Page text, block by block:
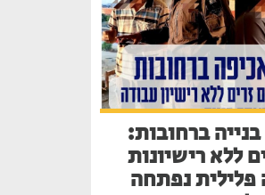
ברחובות:
ללא רישיונות
פלילית נפתחה